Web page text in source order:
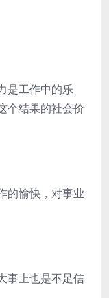
是工作中的乐
个结果的社会价
的愉快，对事业
事上也是不足信